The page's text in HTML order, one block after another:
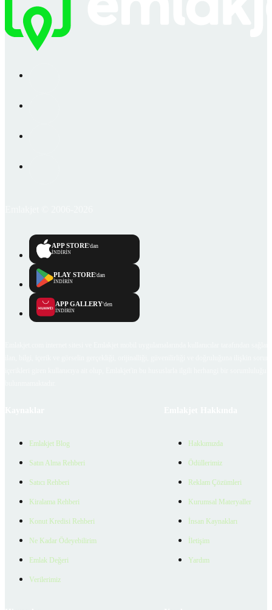
APP STORE'dan
İNDİRİN
PLAY STORE'dan
İNDİRİN
APP GALLERY'den
İNDİRİN
Emlakjet Blog
Satın Alma Rehberi
Satıcı Rehberi
Kiralama Rehberi
Konut Kredisi Rehberi
Ne Kadar Ödeyebilirim
Emlak Değeri
Verilerimiz
Hakkımızda
Ödüllerimiz
Reklam Çözümleri
Kurumsal Materyaller
İnsan Kaynakları
İletişim
Yardım